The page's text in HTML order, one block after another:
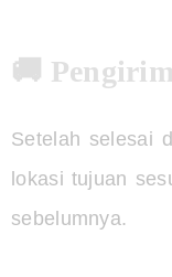
🚚
Setelah selesai
lokasi tujuan
sebelumnya.